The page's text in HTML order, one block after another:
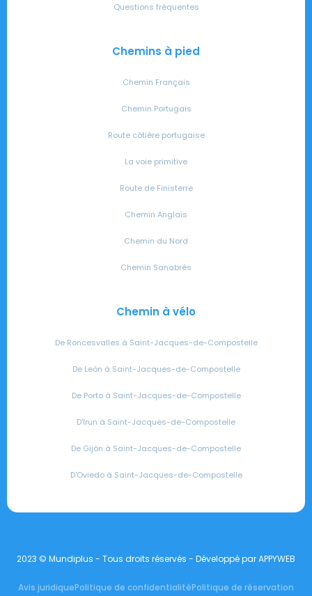
Questions fréquentes
Chemins à pied
Chemin Français
Chemin Portugais
Route côtière portugaise
La voie primitive
Route de Finisterre
Chemin Anglais
Chemin du Nord
Chemin Sanabrés
Chemin à vélo
De Roncesvalles à Saint-Jacques-de-Compostelle
De León à Saint-Jacques-de-Compostelle
De Porto à Saint-Jacques-de-Compostelle
D'Irun à Saint-Jacques-de-Compostelle
De Gijón à Saint-Jacques-de-Compostelle
D'Oviedo à Saint-Jacques-de-Compostelle
2023 © Mundiplus - Tous droits réservés - Développé par APPYWEB
Avis juridiquePolitique de confidentialitéPolitique de réservation